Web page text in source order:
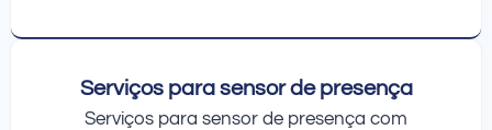
Serviços para sensor de presença
Serviços para sensor de presença com